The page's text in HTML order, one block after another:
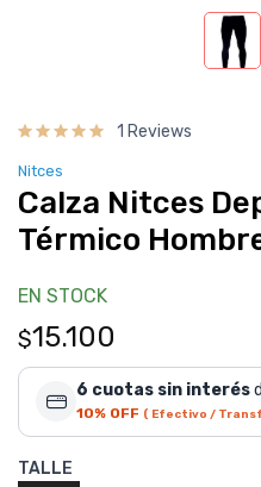
1 Reviews
Nitces
Calza Nitces
Térmico
EN STOCK
$15.100
6 cuotas sin interés
10% OFF ( Efectivo /
TALLE